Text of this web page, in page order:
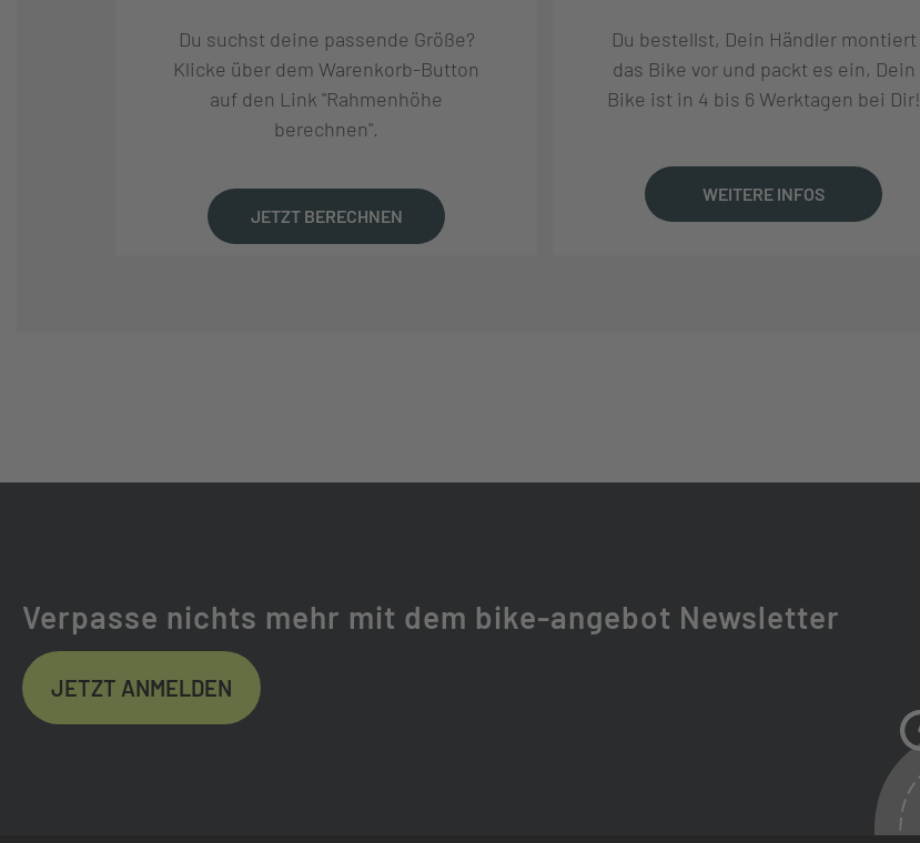
SCHALTHEBEL: FIX REMOTE BASIC-ESHIFT
GATES CDX CHAINRING , 39T
KASSETTE: GATES CARBON DRIVE CDX SPROCKET, 9 SPLINE, 28T
Du suchst deine passende Größe?
Klicke über dem Warenkorb-Button
auf den Link "Rahmenhöhe
berechnen".
JETZT BERECHNEN
Du bestellst, Dein Händler montiert
das Bike vor und packt es ein, Dein
Bike ist in 4 bis 6 Werktagen bei Dir!
WEITERE INFOS
Verpasse nichts mehr mit dem bike-angebot Newsletter
JETZT ANMELDEN